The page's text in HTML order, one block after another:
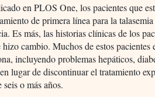
en PLOS One, los pacientes que
de primera línea para la
Es más, las historias clínicas de los
hizo cambio. Muchos de estos pacientes
incluyendo problemas hepáticos,
lugar de discontinuar el tratamiento
o más años.